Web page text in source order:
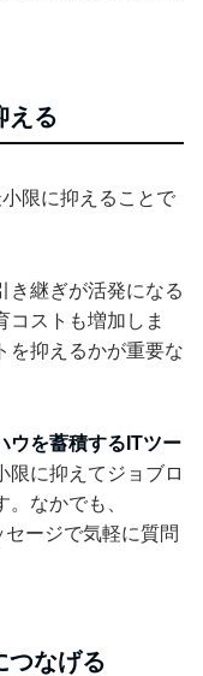
える
限に抑えることで
き継ぎが活発になる
コストも増加しま
を抑えるかが重要な
ウを蓄積するITツー
限に抑えてジョブロ
なかでも、
ージで気軽に質問
つなげる